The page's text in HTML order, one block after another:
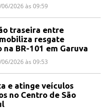
2026 às 09:59
traseira entre
resgate
BR-101 em Garuva
2026 às 09:53
e atinge veículos
no Centro de São